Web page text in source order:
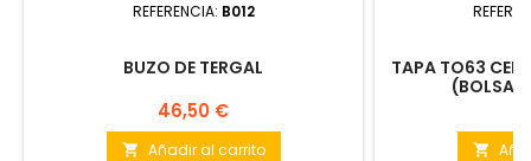
REFERENCIA: B012
BUZO DE TERGAL
Precio
46,50 €
 Añadir al carrito
TAPA TO63
(BOLSA
